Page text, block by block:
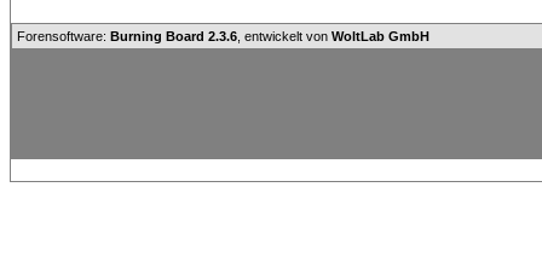
Forensoftware: Burning Board 2.3.6 , entwickelt von WoltLab GmbH